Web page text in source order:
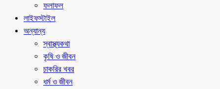
ফলাফল
লাইফস্টাইল
অন্যান্য
স্বাস্থ্যকথা
কৃষি ও জীবন
চাকরির খবর
ধর্ম ও জীবন